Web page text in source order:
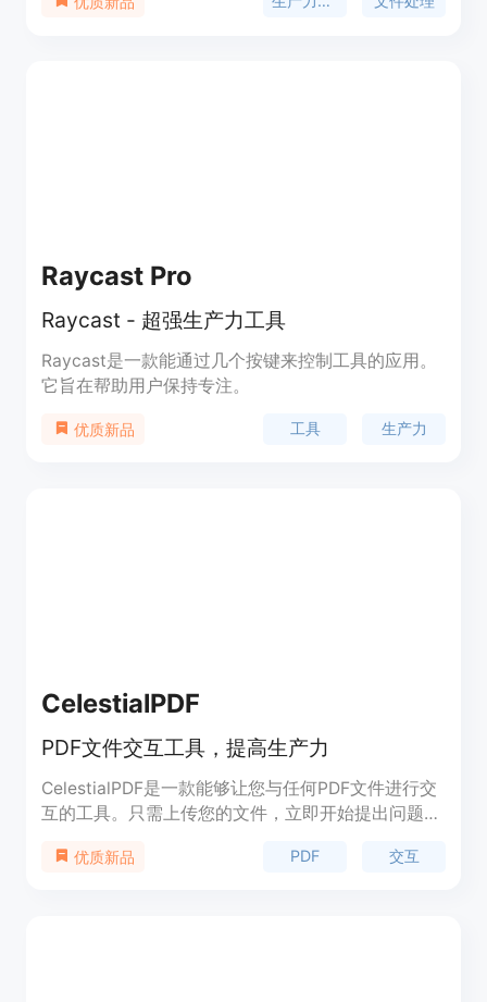
作效率和创造力，让用户能够更轻松地将想法转化为
Raycast Pro
Raycast - 超强生产力工具
Raycast是一款能通过几个按键来控制工具的应用。
它旨在帮助用户保持专注。
优质新品 工具 生产力
CelestialPDF
PDF文件交互工具，提高生产力
CelestialPDF是一款能够让您与任何PDF文件进行交
互的工具。只需上传您的文件，立即开始提出问题。
让人工智能为您总结和创建，让您可以专注于真正重
优质新品 PDF 交互